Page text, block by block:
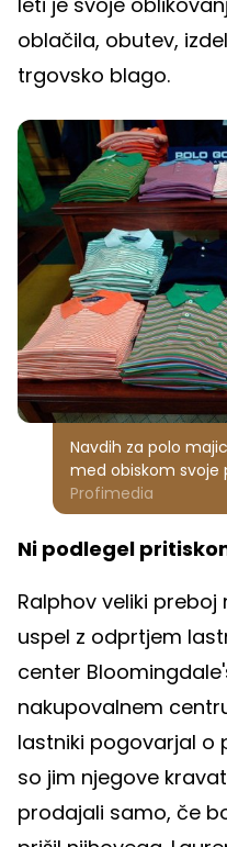
oblačila, obutev,
trgovsko blago.
Navdih za polo
med obiskom svoje
Profimedia
Ni podlegel
Ralphov veliki
uspel z odprtjem
center
nakupovalnem
lastniki pogovarjal o
so jim njegove
prodajali samo, če